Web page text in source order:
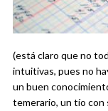
(está claro que no
intuitivas, pues no
un buen
temerario, un tío con